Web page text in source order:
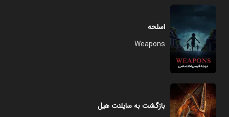
اسلحه
Weapons
بازگشت به سایلنت هیل